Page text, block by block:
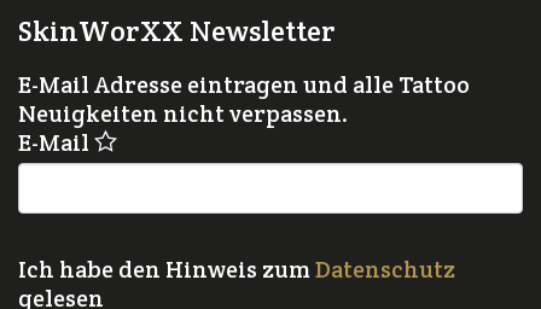
SkinWorXX Newsletter
E-Mail Adresse eintragen und alle Tattoo
Neuigkeiten nicht verpassen.
E-Mail
Ich habe den Hinweis zumDatenschutz
gelesen